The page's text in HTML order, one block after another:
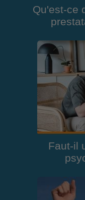
Qu'est-ce
Faut-il